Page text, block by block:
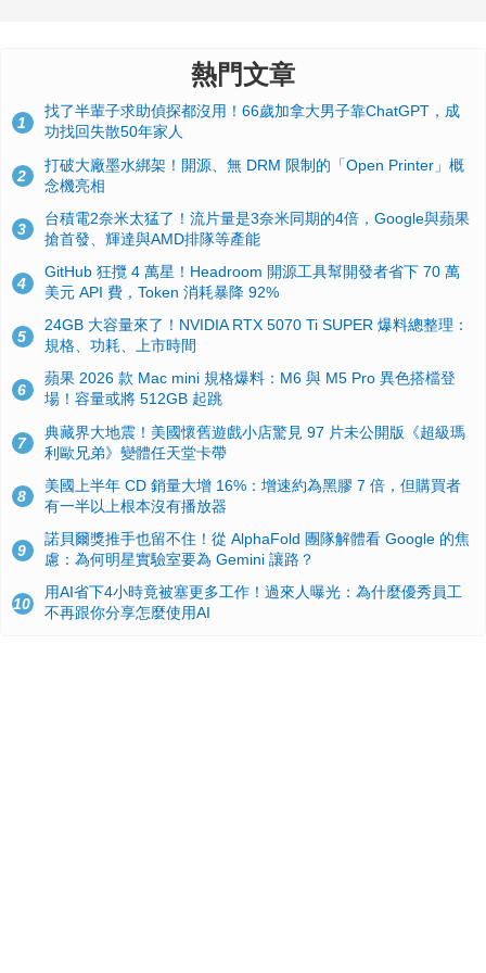
熱門文章
1
找了半輩子求助偵探都沒用！66歲加拿大男子靠ChatGPT，成
功找回失散50年家人
2
打破大廠墨水綁架！開源、無 DRM 限制的「Open Printer」概
念機亮相
3
台積電2奈米太猛了！流片量是3奈米同期的4倍，Google與蘋果
搶首發、輝達與AMD排隊等產能
4
GitHub 狂攬 4 萬星！Headroom 開源工具幫開發者省下 70 萬
美元 API 費，Token 消耗暴降 92%
5
24GB 大容量來了！NVIDIA RTX 5070 Ti SUPER 爆料總整理：
規格、功耗、上市時間
6
蘋果 2026 款 Mac mini 規格爆料：M6 與 M5 Pro 異色搭檔登
場！容量或將 512GB 起跳
7
典藏界大地震！美國懷舊遊戲小店驚見 97 片未公開版《超級瑪
利歐兄弟》變體任天堂卡帶
8
美國上半年 CD 銷量大增 16%：增速約為黑膠 7 倍，但購買者
有一半以上根本沒有播放器
9
諾貝爾獎推手也留不住！從 AlphaFold 團隊解體看 Google 的焦
慮：為何明星實驗室要為 Gemini 讓路？
10
用AI省下4小時竟被塞更多工作！過來人曝光：為什麼優秀員工
不再跟你分享怎麼使用AI